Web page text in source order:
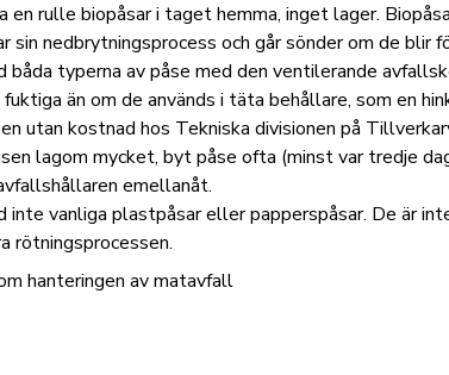
en rulle biopåsar i taget hemma, inget lager.
sin nedbrytningsprocess och går sönder om de blir
båda typerna av påse med den ventilerande
fuktiga än om de används i täta behållare, som en
utan kostnad hos Tekniska divisionen på
lagom mycket, byt påse ofta (minst var tredje
emellanåt.
inte vanliga plastpåsar eller papperspåsar. De är
rötningsprocessen.
hanteringen av matavfall